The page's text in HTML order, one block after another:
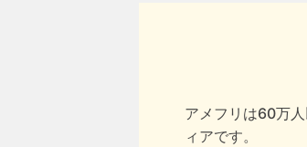
アメフリは60万
ィアです。